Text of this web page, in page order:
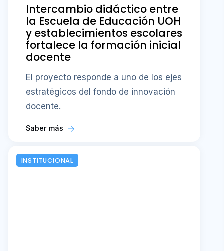
Intercambio didáctico entre
la Escuela de Educación UOH
y establecimientos escolares
fortalece la formación inicial
docente
El proyecto responde a uno de los ejes
estratégicos del fondo de innovación
docente.
Saber más
INSTITUCIONAL